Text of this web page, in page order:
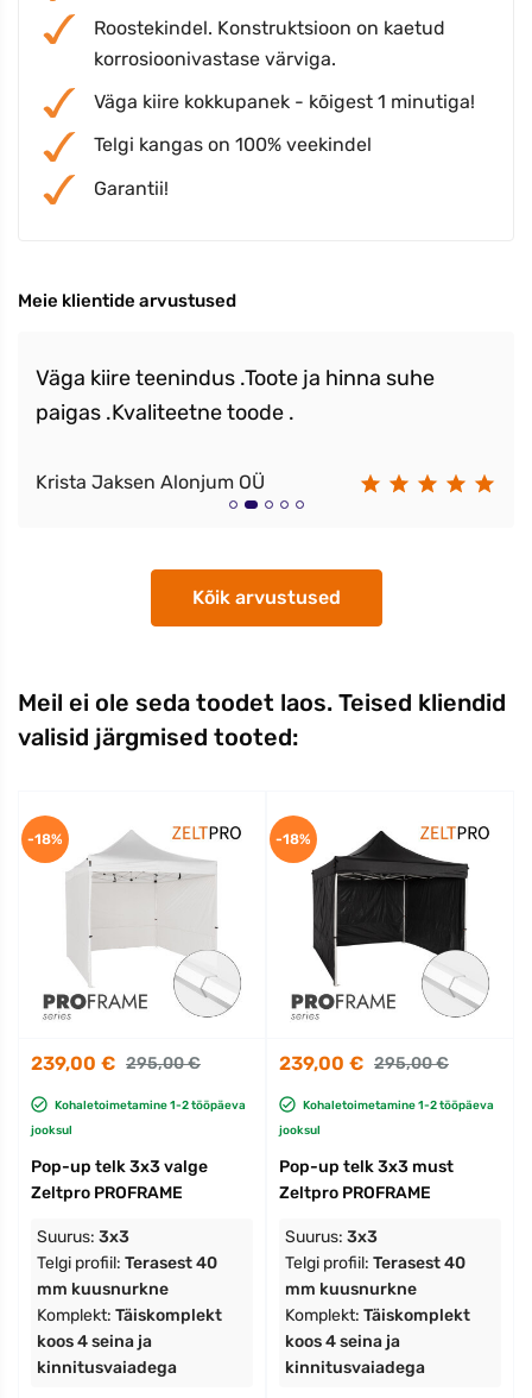
Roostekindel. Konstruktsioon on kaetud
korrosioonivastase värviga.
Väga kiire kokkupanek - kõigest 1 minutiga!
Telgi kangas on 100% veekindel
Garantii!
Meie klientide arvustused
Väga kiire teenindus .Toote ja hinna suhe
paigas .Kvaliteetne toode .
Krista Jaksen Alonjum OÜ
Kõik arvustused
Meil ei ole seda toodet laos. Teised kliendid
valisid järgmised tooted:
239,00 € 295,00 €
Kohaletoimetamine 1-2 tööpäeva
jooksul
Pop-up telk 3x3 valge
Zeltpro PROFRAME
Suurus: 3x3
Telgi profiil: Terasest 40
mm kuusnurkne
Komplekt: Täiskomplekt
koos 4 seina ja
kinnitusvaiadega
-18%
239,00 € 295,00 €
Kohaletoimetamine 1-2 tööpäeva
jooksul
Pop-up telk 3x3 must
Zeltpro PROFRAME
Suurus: 3x3
Telgi profiil: Terasest 40
mm kuusnurkne
Komplekt: Täiskomplekt
koos 4 seina ja
kinnitusvaiadega
-18%